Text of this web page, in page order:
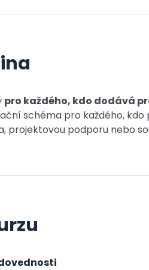
pro každého, kdo dodává
schéma pro každého,
projektovou podporu nebo